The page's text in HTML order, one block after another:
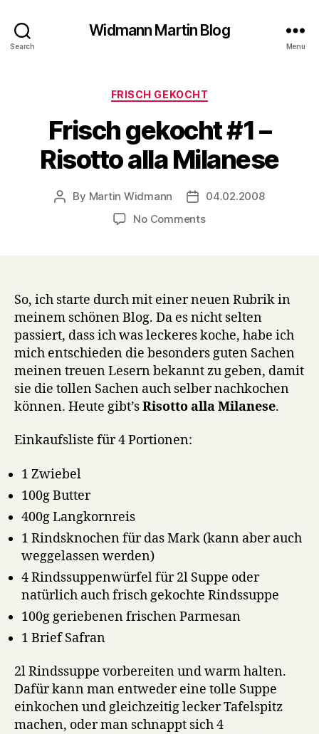
Search
Widmann Martin Blog
Menu
Categories
FRISCH GEKOCHT
Frisch gekocht #1 –
Risotto alla Milanese
Post
By Martin Widmann
Post04.02.2008
No Commentson
Risotto
alla
Milanese
So, ich starte durch mit einer neuen Rubrik in
meinem schönen Blog. Da es nicht selten
passiert, dass ich was leckeres koche, habe ich
mich entschieden die besonders guten Sachen
meinen treuen Lesern bekannt zu geben, damit
sie die tollen Sachen auch selber nachkochen
können. Heute gibt’sRisotto alla Milanese.
Einkaufsliste für 4 Portionen:
1 Zwiebel
100g Butter
400g Langkornreis
1 Rindsknochen für das Mark (kann aber auch
weggelassen werden)
4 Rindssuppenwürfel für 2l Suppe oder
natürlich auch frisch gekochte Rindssuppe
100g geriebenen frischen Parmesan
1 Brief Safran
2l Rindssuppe vorbereiten und warm halten.
Dafür kann man entweder eine tolle Suppe
einkochen und gleichzeitig lecker Tafelspitz
machen, oder man schnappt sich 4